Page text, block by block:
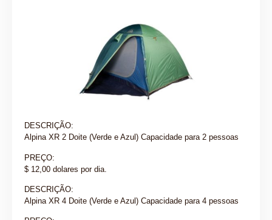
DESCRIÇÃO:
Alpina XR 2 Doite (Verde e Azul) Capacidade para 2 pessoas
PREÇO:
$ 12,00 dolares por dia.
DESCRIÇÃO:
Alpina XR 4 Doite (Verde e Azul) Capacidade para 4 pessoas